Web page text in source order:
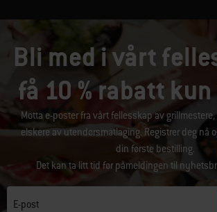
Bli med i vårt
få 10 % rabatt
Motta e-poster fra vårt fellesskap av
elskere av utendørsmatlaging. Registrer deg nå
din første bestilling.
Det kan ta litt tid før påmeldingen til
E-post